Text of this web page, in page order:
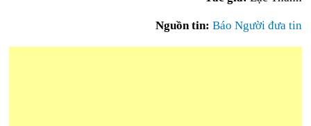
Nguồn tin: Báo Người đưa tin